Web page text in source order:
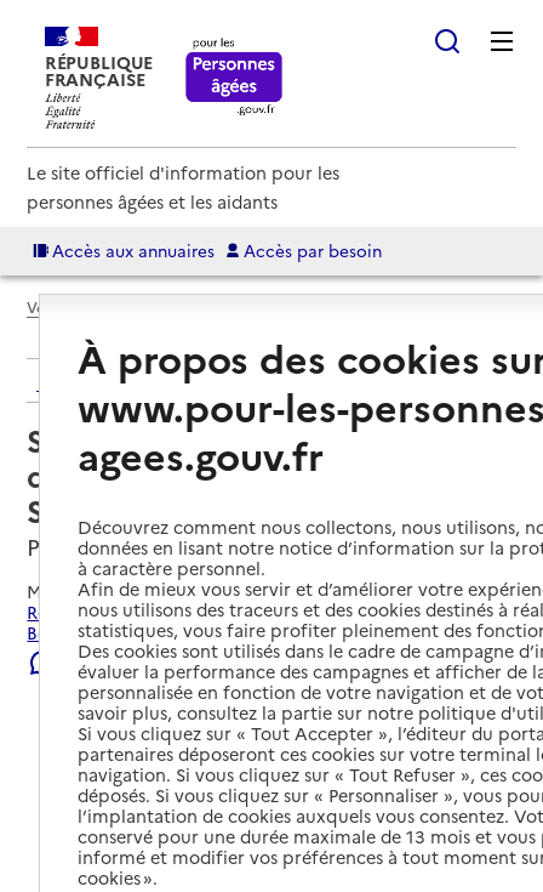
RÉPUBLIQUE
FRANÇAISE
Le site officiel d'information pour les
personnes âgées et les aidants
Accès aux annuaires Accès par besoin
Voir le fil d’Ariane
Retour aux résultats de l'annuaire
Service de soins infirmiers à
domicile – SSIAD - Mediplus
Soins
Petit-Bourg, GUADELOUPE
Mis à jour le09/08/2026
Rechercher les établissements et services autour de Petit-
Bourg.
Signaler une erreur
À propos des cookies
www.pour-les-
agees.gouv.fr
Découvrez comment nous collectons, nous utilisons,
données en lisant notre notice d’information sur la
à caractère personnel.
Afin de mieux vous servir et d’améliorer votre
nous utilisons des traceurs et des cookies destinés à
statistiques, vous faire profiter pleinement des
Des cookies sont utilisés dans le cadre de campagne
évaluer la performance des campagnes et afficher de
personnalisée en fonction de votre navigation et de
savoir plus, consultez la partie sur notre politique
Si vous cliquez sur « Tout Accepter », l’éditeur du
partenaires déposeront ces cookies sur votre terminal
navigation. Si vous cliquez sur « Tout Refuser », ces
déposés. Si vous cliquez sur « Personnaliser », vous
l’implantation de cookies auxquels vous consentez.
conservé pour une durée maximale de 13 mois et
informé et modifier vos préférences à tout moment
cookies ».